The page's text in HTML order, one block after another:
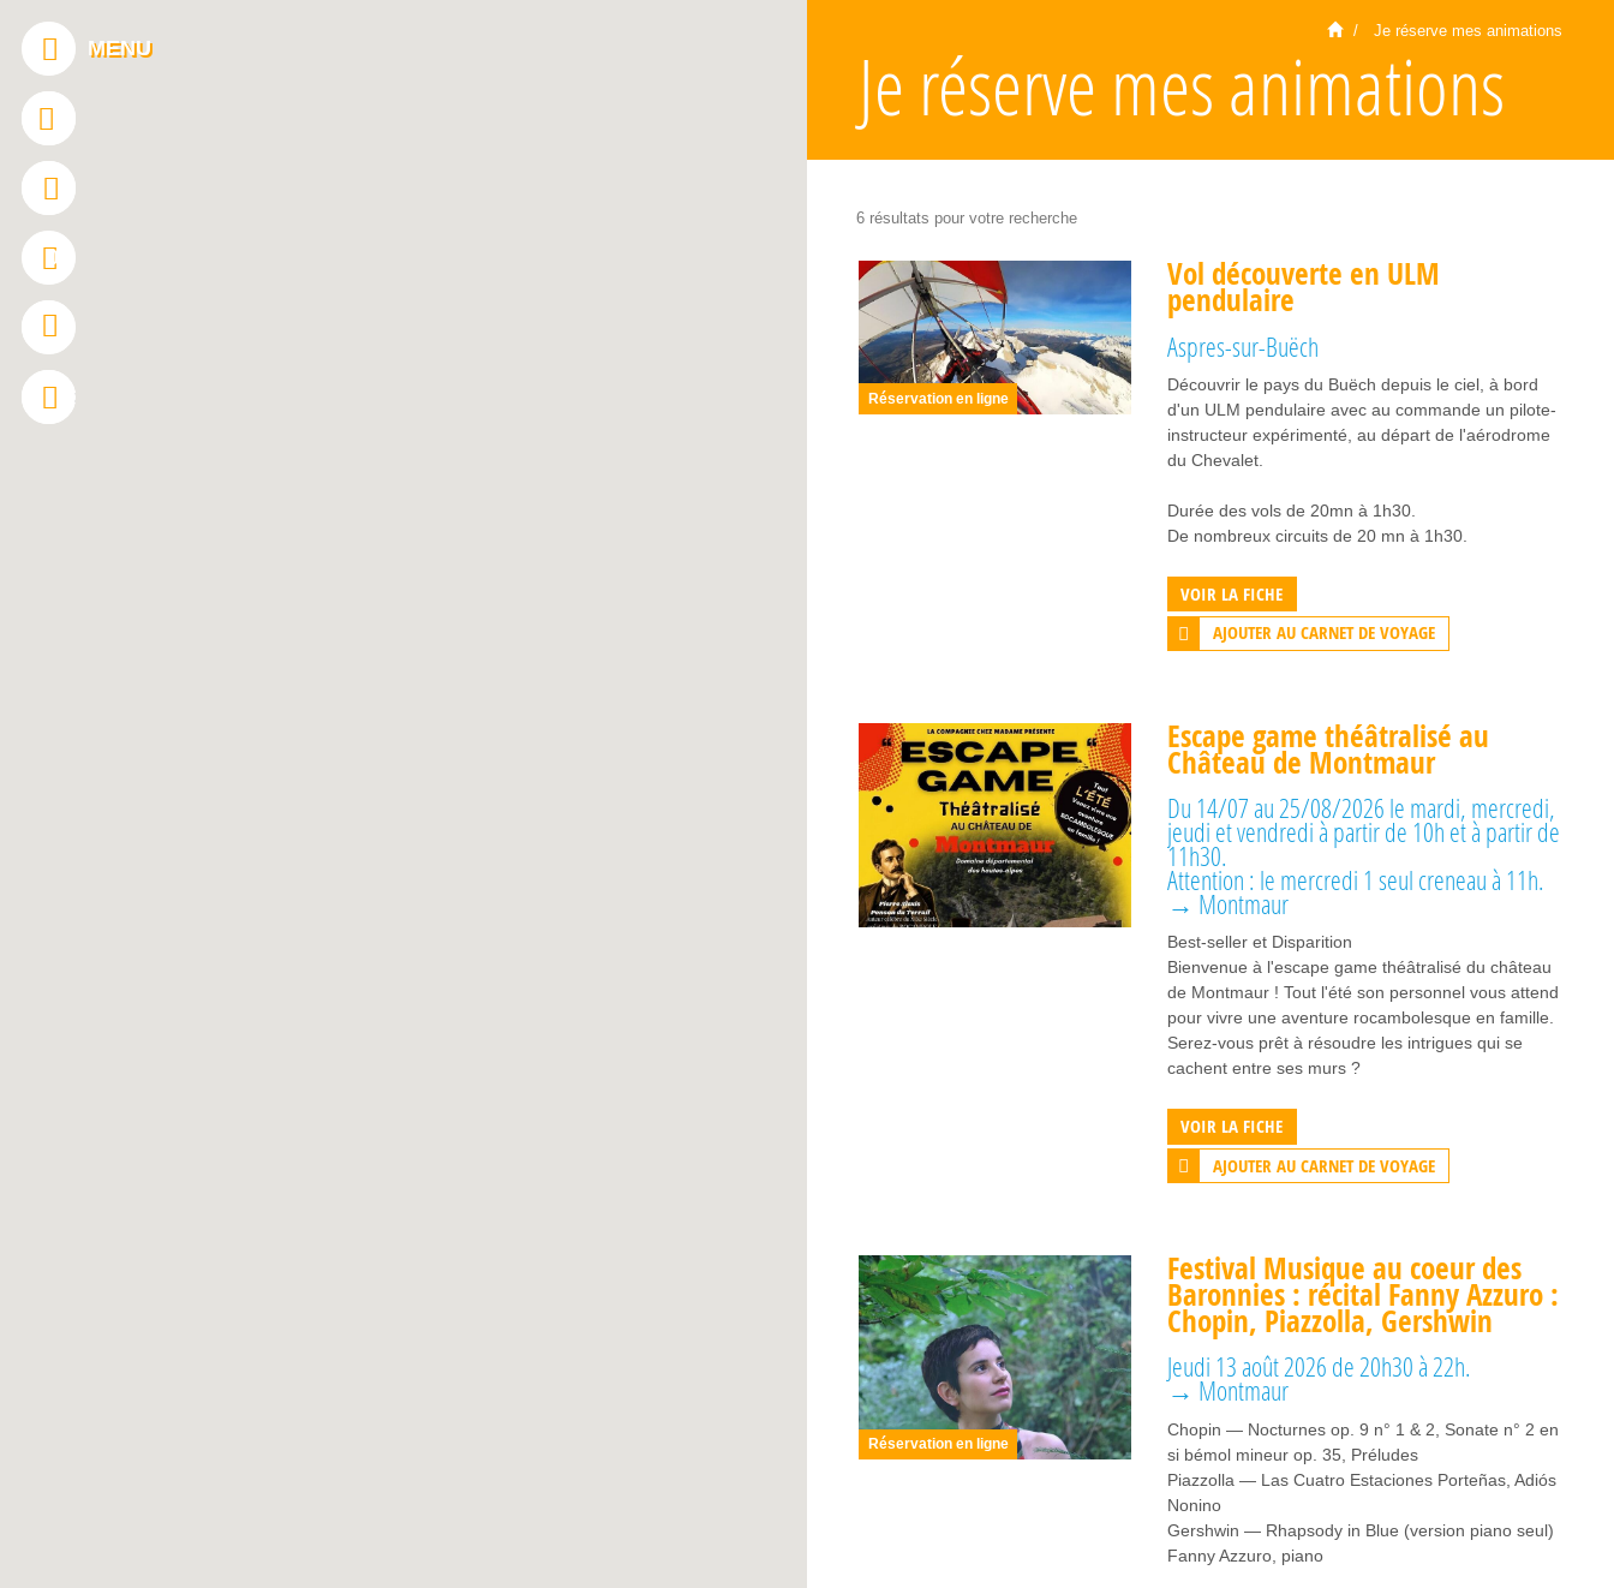
Je réserve mes animations
Je réserve mes animations
6 résultats pour votre recherche
Réservation en ligne
Vol découverte en ULM
pendulaire
Aspres-sur-Buëch
Découvrir le pays du Buëch depuis le ciel, à bord
d'un ULM pendulaire avec au commande un pilote-
instructeur expérimenté, au départ de l'aérodrome
du Chevalet.
Durée des vols de 20mn à 1h30.
De nombreux circuits de 20 mn à 1h30.
VOIR LA FICHE
AJOUTER AU CARNET DE VOYAGE
Escape game théâtralisé au
Château de Montmaur
Du 14/07 au 25/08/2026 le mardi, mercredi,
jeudi et vendredi à partir de 10h et à partir de
11h30.
Attention : le mercredi 1 seul creneau à 11h.
→ Montmaur
Best-seller et Disparition
Bienvenue à l'escape game théâtralisé du château
de Montmaur ! Tout l'été son personnel vous attend
pour vivre une aventure rocambolesque en famille.
Serez-vous prêt à résoudre les intrigues qui se
cachent entre ses murs ?
VOIR LA FICHE
AJOUTER AU CARNET DE VOYAGE
Réservation en ligne
Festival Musique au coeur des
Baronnies : récital Fanny Azzuro :
Chopin, Piazzolla, Gershwin
Jeudi 13 août 2026 de 20h30 à 22h.
→ Montmaur
Chopin — Nocturnes op. 9 n° 1 & 2, Sonate n° 2 en
si bémol mineur op. 35, Préludes
Piazzolla — Las Cuatro Estaciones Porteñas, Adiós
Nonino
Gershwin — Rhapsody in Blue (version piano seul)
Fanny Azzuro, piano
MENU
0
FRANÇAIS